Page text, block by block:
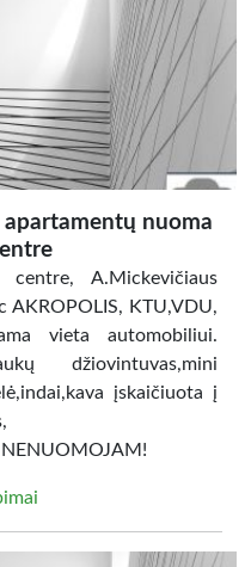
nuoma
A.Mickevičiaus
AKROPOLIS, KTU,VDU,
vieta automobiliui.
džiovintuvas,mini
įskaičiuota į